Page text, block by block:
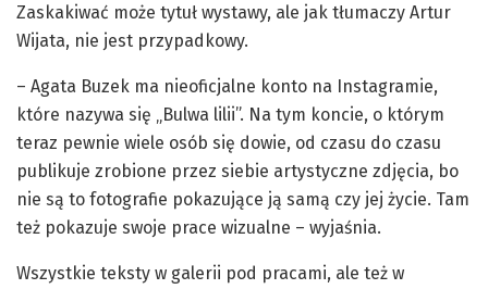
Zaskakiwać może tytuł wystawy, ale jak tłumaczy Artur
Wijata, nie jest przypadkowy.
– Agata Buzek ma nieoficjalne konto na Instagramie,
które nazywa się „Bulwa lilii”. Na tym koncie, o którym
teraz pewnie wiele osób się dowie, od czasu do czasu
publikuje zrobione przez siebie artystyczne zdjęcia, bo
nie są to fotografie pokazujące ją samą czy jej życie. Tam
też pokazuje swoje prace wizualne – wyjaśnia.
Wszystkie teksty w galerii pod pracami, ale też w